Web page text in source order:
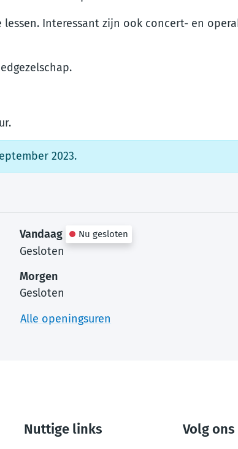
Interessant zijn ook concert- en
2023.
Vandaag Nu gesloten
Gesloten
Morgen
Gesloten
Alle openingsuren
Nuttige links Volg